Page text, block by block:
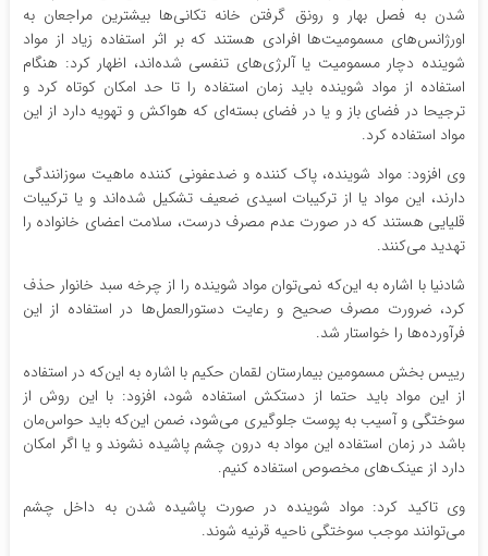
شدن به فصل بهار و رونق گرفتن خانه تکانی‌ها بیشترین مراجعان به
اورژانس‌های مسمومیت‌ها افرادی هستند که بر اثر استفاده زیاد از مواد
شوینده دچار مسمومیت یا آلرژی‌های تنفسی شده‌اند، اظهار کرد: هنگام
استفاده از مواد شوینده باید زمان استفاده را تا حد امکان کوتاه کرد و
ترجیحا در فضای باز و یا در فضای بسته‌ای که هواکش و تهویه دارد از این
مواد استفاده کرد.
وی افزود: مواد شوینده، پاک کننده و ضدعفونی کننده ماهیت سوزانندگی
دارند، این مواد یا از ترکیبات اسیدی ضعیف تشکیل شده‌اند و یا ترکیبات
قلیایی هستند که در صورت عدم مصرف درست، سلامت اعضای خانواده را
تهدید می‌کنند.
شادنیا با اشاره به این‌که نمی‌توان مواد شوینده را از چرخه سبد خانوار حذف
کرد، ضرورت مصرف صحیح و رعایت دستورالعمل‌ها در استفاده از این
فرآورده‌ها را خواستار شد.
رییس بخش مسمومین بیمارستان لقمان حکیم با اشاره به این‌که در استفاده
از این مواد باید حتما از دستکش استفاده شود، افزود: با این روش از
سوختگی و آسیب به پوست جلوگیری می‌شود، ضمن این‌که باید حواس‌مان
باشد در زمان استفاده این مواد به درون چشم پاشیده نشوند و یا اگر امکان
دارد از عینک‌های مخصوص استفاده کنیم.
وی تاکید کرد: مواد شوینده در صورت پاشیده شدن به داخل چشم
می‌توانند موجب سوختگی ناحیه قرنیه شوند.